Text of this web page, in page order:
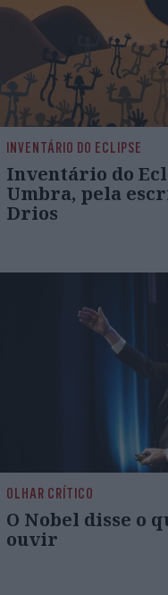
INVENTÁRIO DO ECLIPSE
Inventário do
Umbra, pela
Drios
OLHAR CRÍTICO
O Nobel disse o
ouvir